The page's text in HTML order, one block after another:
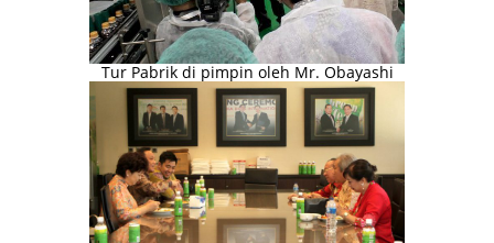
Tur Pabrik di pimpin oleh Mr. Obayashi